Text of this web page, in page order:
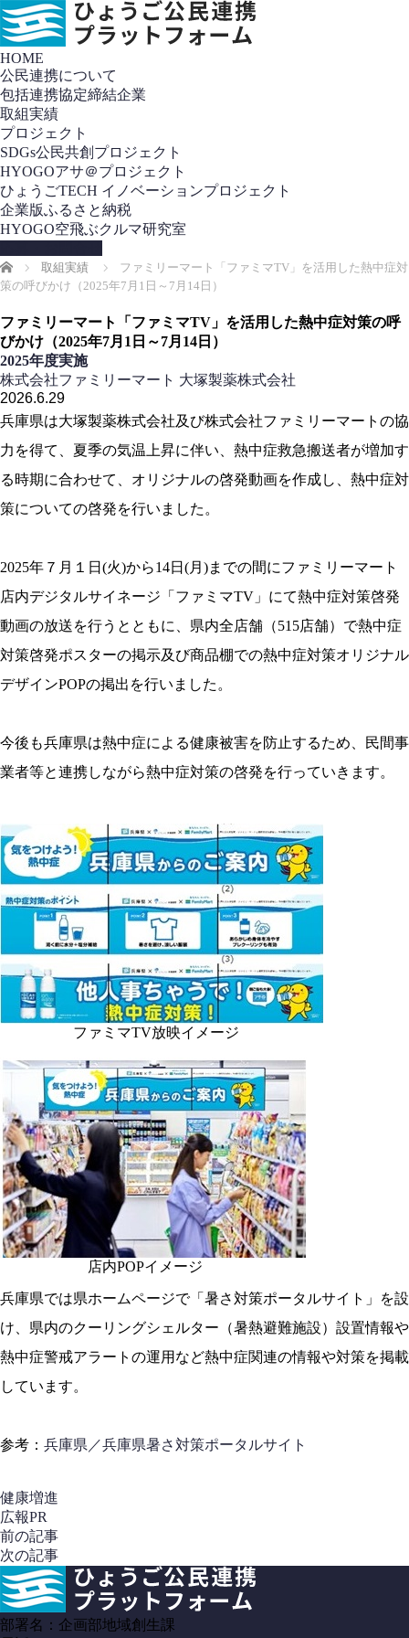
HOME
公民連携について
包括連携協定締結企業
取組実績
プロジェクト
SDGs公民共創プロジェクト
HYOGOアサ＠プロジェクト
ひょうごTECH イノベーションプロジェクト
企業版ふるさと納税
HYOGO空飛ぶクルマ研究室
ホーム 取組実績
ファミリーマート「ファミマTV」を活用した熱中症対
策の呼びかけ（2025年7月1日～7月14日）
ファミリーマート「ファミマTV」を活用した熱中症対策の呼
びかけ（2025年7月1日～7月14日）
2025年度実施
株式会社ファミリーマート 大塚製薬株式会社
2026.6.29
兵庫県は大塚製薬株式会社及び株式会社ファミリーマートの協
力を得て、夏季の気温上昇に伴い、熱中症救急搬送者が増加す
る時期に合わせて、オリジナルの啓発動画を作成し、熱中症対
策についての啓発を行いました。
2025年７月１日(火)から14日(月)までの間にファミリーマート
店内デジタルサイネージ「ファミマTV」にて熱中症対策啓発
動画の放送を行うとともに、県内全店舗（515店舗）で熱中症
対策啓発ポスターの掲示及び商品棚での熱中症対策オリジナル
デザインPOPの掲出を行いました。
今後も兵庫県は熱中症による健康被害を防止するため、民間事
業者等と連携しながら熱中症対策の啓発を行っていきます。
ファミマTV放映イメージ
店内POPイメージ
兵庫県では県ホームページで「暑さ対策ポータルサイト」を設
け、県内のクーリングシェルター（暑熱避難施設）設置情報や
熱中症警戒アラートの運用など熱中症関連の情報や対策を掲載
しています。
参考： 兵庫県／兵庫県暑さ対策ポータルサイト
健康増進
広報PR
前の記事
次の記事
部署名 ： 企画部地域創生課